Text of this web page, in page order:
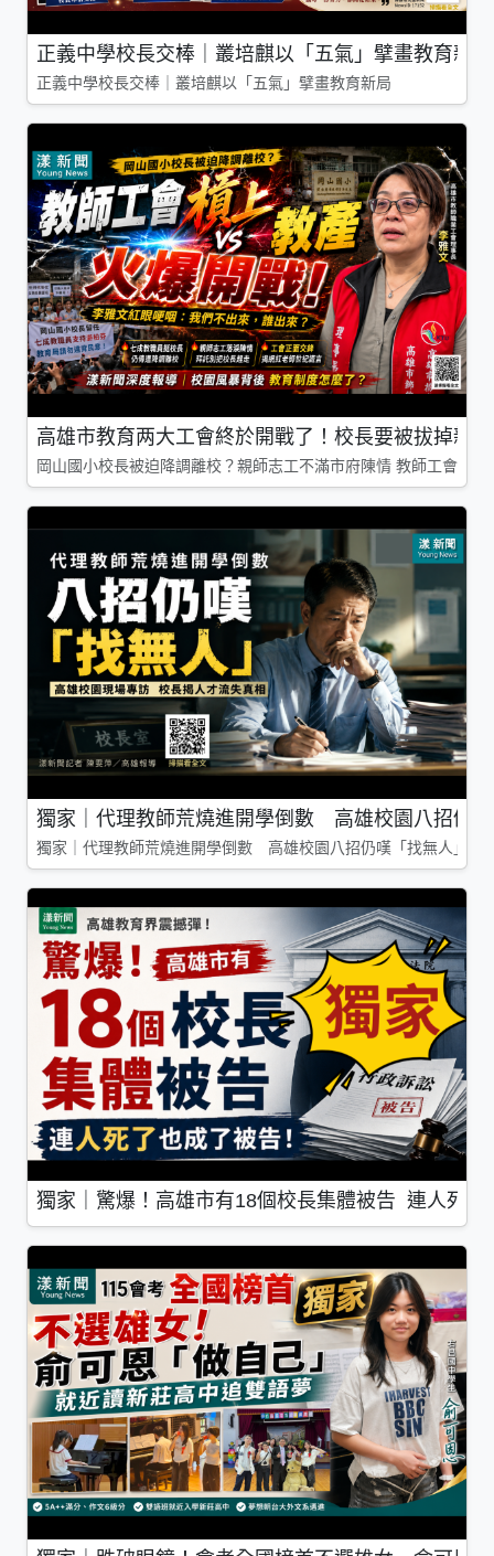
正義中學校長交棒｜叢培麒以「五氣」擘畫教育新局
正義中學校長交棒｜叢培麒以「五氣」擘畫教育新局
高雄市教育两大工會終於開戰了！校長要被拔掉親
岡山國小校長被迫降調離校？親師志工不滿市府陳情 教師工會槓
獨家｜代理教師荒燒進開學倒數 高雄校園八招仍
獨家｜代理教師荒燒進開學倒數 高雄校園八招仍嘆「找無人」
獨家｜驚爆！高雄市有18個校長集體被告 連人死了